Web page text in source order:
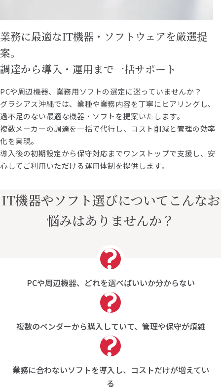
業務に最適なIT機器・ソフトウェアを厳選提
案。
調達から導入・運用まで一括サポート
PCや周辺機器、業務用ソフトの選定に迷っていませんか？
グラシアス沖縄では、業種や業務内容を丁寧にヒアリングし、
過不足のない最適な機器・ソフトを提案いたします。
複数メーカーの調達を一括で代行し、コスト削減と管理の効率
化を実現。
導入後の初期設定から保守対応までワンストップで支援し、安
心してご利用いただける運用体制を提供します。
IT機器やソフト選びについてこんなお
悩みはありませんか？
PCや周辺機器、どれを選べばいいか分からない
複数のベンダーから購入していて、管理や保守が煩雑
業務に合わないソフトを導入し、コストだけが増えてい
る